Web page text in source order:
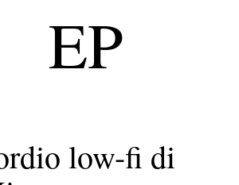
EP
low-fi di